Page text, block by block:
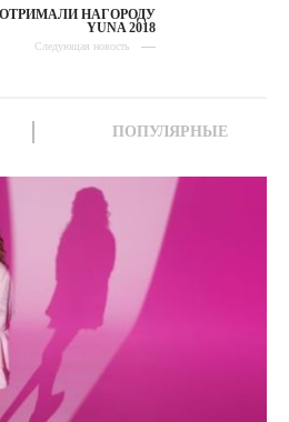
НАГОРОДУ
YUNA 2018
Следующая новость
ПОПУЛЯРНЫЕ